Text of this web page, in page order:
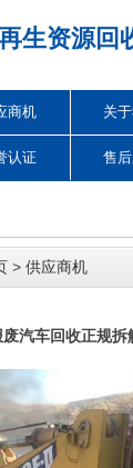
生资源回
商机 关
认证 售
> 供应商机
汽车回收正规拆